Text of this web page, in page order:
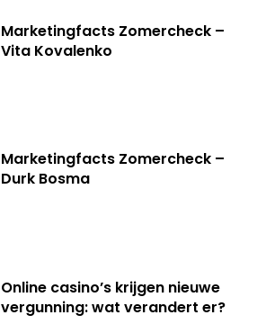
Marketingfacts Zomercheck –
Vita Kovalenko
Marketingfacts Zomercheck –
Durk Bosma
Online casino’s krijgen nieuwe
vergunning: wat verandert er?